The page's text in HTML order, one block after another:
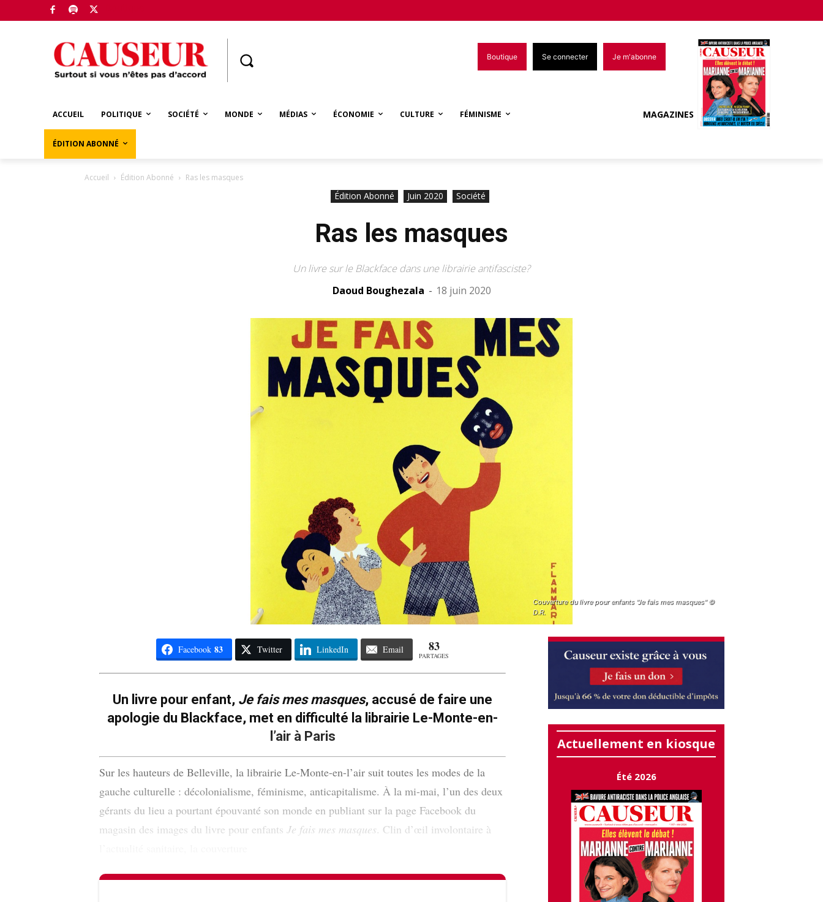
Boutique Se connecter Je m'abonne
ACCUEIL POLITIQUE SOCIÉTÉ MONDE MÉDIAS ÉCONOMIE CULTURE FÉMINISME
ÉDITION ABONNÉ
MAGAZINES
Accueil Édition Abonné Ras les masques
Édition Abonné Juin 2020 Société
Ras les masques
Un livre sur le Blackface dans une librairie antifasciste?
Daoud Boughezala - 18 juin 2020
Couverture du livre pour enfants "Je fais mes masques" ©
D.R.
Facebook 83 Twitter LinkedIn Email 83
PARTAGES
Un livre pour enfant, Je fais mes masques, accusé de faire une
apologie du Blackface, met en difficulté la librairie Le-Monte-en-
l’air à Paris
Sur les hauteurs de Belleville, la librairie Le-Monte-en-l’air suit toutes les modes de la
gauche culturelle : décolonialisme, féminisme, anticapitalisme. À la mi-mai, l’un des deux
gérants du lieu a pourtant épouvanté son monde en publiant sur la page Facebook du
magasin des images du livre pour enfants Je fais mes masques. Clin d’œil involontaire à
Actuellement en kiosque
Été 2026